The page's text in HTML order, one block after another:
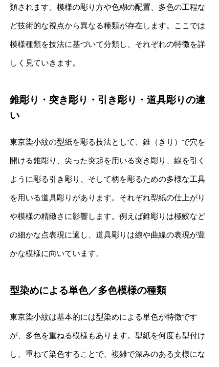
類されます。模様の彫り方や色糊の配置、多色の工程な
ど技術的な視点から異なる種類が存在します。ここでは
模様種類を技法に基づいて分類し、それぞれの特徴を詳
しく見ていきます。
錐彫り・突き彫り・引き彫り・道具彫りの違
い
東京染小紋の型紙を彫る技法として、錐（きり）で穴を
開ける錐彫り、尖った突起を用いる突き彫り、線を引く
ように彫る引き彫り、そして柄を彫るための多様な工具
を用いる道具彫りがあります。それぞれ型紙の仕上がり
や模様の精緻さに影響します。例えば錐彫りは極鮫など
の細かな点表現に適し、道具彫りは線や曲線の表現が豊
かな模様に向いています。
型染めによる単色／多色模様の種類
東京染小紋は基本的には型染めによる単色が特徴です
が、多色を重ねる模様もあります。型紙を何度も型付け
し、重ねて染色することで、複雑で深みのある文様にな